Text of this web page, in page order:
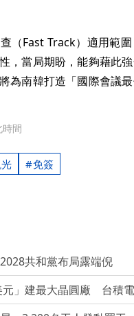
（Fast Track）適用範
，當局期盼，能夠藉此強
為南韓打造「國際會議
間
免簽
共和黨布局露端倪
元」建最大晶圓廠 台積